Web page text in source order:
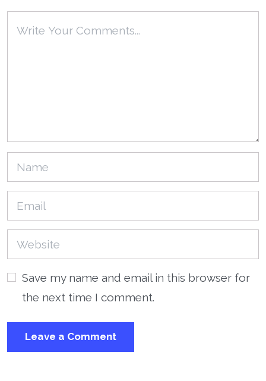
Save my name and email in this browser for
the next time I comment.